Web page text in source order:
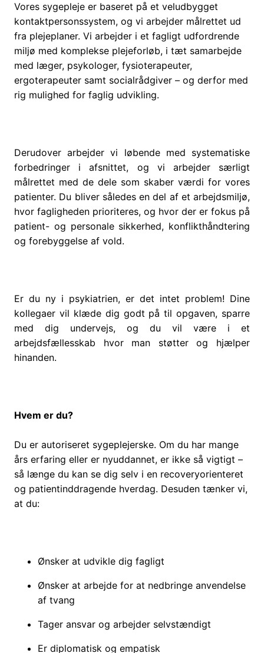
Vores sygepleje er baseret på et veludbygget
kontaktpersonssystem, og vi arbejder målrettet ud
fra plejeplaner. Vi arbejder i et fagligt udfordrende
miljø med komplekse plejeforløb, i tæt samarbejde
med læger, psykologer, fysioterapeuter,
ergoterapeuter samt socialrådgiver – og derfor med
rig mulighed for faglig udvikling.
Derudover arbejder vi løbende med systematiske
forbedringer i afsnittet, og vi arbejder særligt
målrettet med de dele som skaber værdi for vores
patienter. Du bliver således en del af et arbejdsmiljø,
hvor fagligheden prioriteres, og hvor der er fokus på
patient- og personale sikkerhed, konflikthåndtering
og forebyggelse af vold.
Er du ny i psykiatrien, er det intet problem! Dine
kollegaer vil klæde dig godt på til opgaven, sparre
med dig undervejs, og du vil være i et
arbejdsfællesskab hvor man støtter og hjælper
hinanden.
Hvem er du?
Du er autoriseret sygeplejerske. Om du har mange
års erfaring eller er nyuddannet, er ikke så vigtigt –
så længe du kan se dig selv i en recoveryorienteret
og patientinddragende hverdag. Desuden tænker vi,
at du:
Ønsker at udvikle dig fagligt
Ønsker at arbejde for at nedbringe anvendelse
af tvang
Tager ansvar og arbejder selvstændigt
Er diplomatisk og empatisk